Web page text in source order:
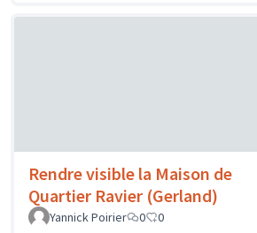
Rendre visible la Maison de
Quartier Ravier (Gerland)
Yannick Poirier
0 0